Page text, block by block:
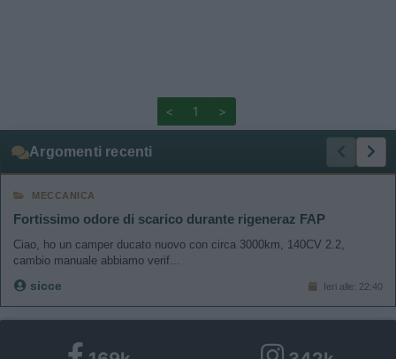
< 1 >
Argomenti recenti
MECCANICA
Fortissimo odore di scarico durante rigeneraz FAP
Ciao, ho un camper ducato nuovo con circa 3000km, 140CV 2.2,
cambio manuale abbiamo verif...
sicce Ieri alle: 22:40